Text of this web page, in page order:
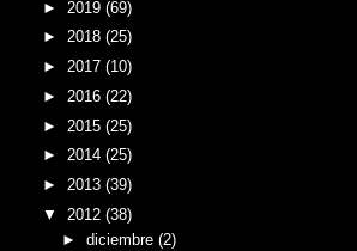
► 2019 (69)
► 2018 (25)
► 2017 (10)
► 2016 (22)
► 2015 (25)
► 2014 (25)
► 2013 (39)
▼ 2012 (38)
► diciembre (2)